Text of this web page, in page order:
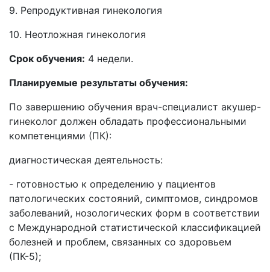
9. Репродуктивная гинекология
10. Неотложная гинекология
Срок обучения: 4 недели.
Планируемые результаты обучения:
По завершению обучения врач-специалист акушер-
гинеколог должен обладать профессиональными
компетенциями (ПК):
диагностическая деятельность:
- готовностью к определению у пациентов
патологических состояний, симптомов, синдромов
заболеваний, нозологических форм в соответствии
с Международной статистической классификацией
болезней и проблем, связанных со здоровьем
(ПК-5);